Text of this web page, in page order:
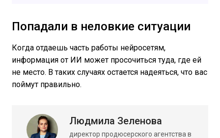
Попадали в неловкие ситуации
Когда отдаешь часть работы нейросетям,
информация от ИИ может просочиться туда, где ей
не место. В таких случаях остается надеяться, что вас
поймут правильно.
Людмила Зеленова
директор продюсерского агентства в